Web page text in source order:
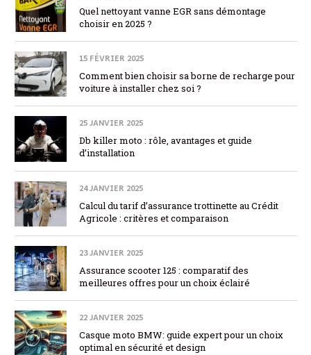
Quel nettoyant vanne EGR sans démontage
choisir en 2025 ?
15 FÉVRIER 2025
Comment bien choisir sa borne de recharge pour
voiture à installer chez soi ?
25 JANVIER 2025
Db killer moto : rôle, avantages et guide
d’installation
24 JANVIER 2025
Calcul du tarif d’assurance trottinette au Crédit
Agricole : critères et comparaison
23 JANVIER 2025
Assurance scooter 125 : comparatif des
meilleures offres pour un choix éclairé
22 JANVIER 2025
Casque moto BMW: guide expert pour un choix
optimal en sécurité et design